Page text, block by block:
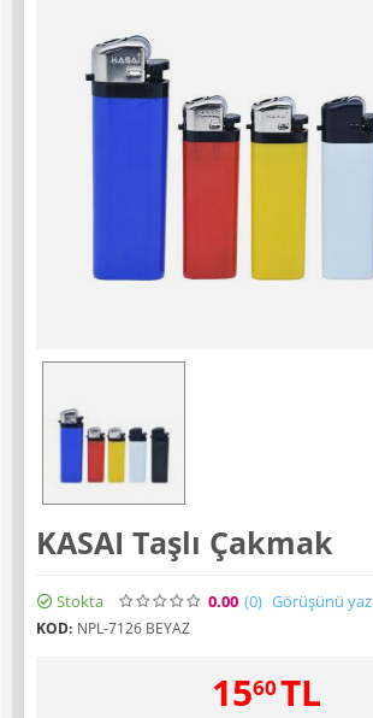
KASAI Taşlı Çakmak
Stokta 0.00 (0) Görüşünü yaz
KOD: NPL-7126 BEYAZ
1560TL